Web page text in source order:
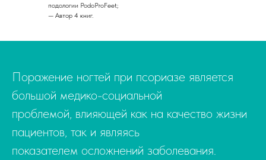
подологии PodoProFeet;
— Автор 4 книг.
Поражение ногтей при псориазе является
большой медико-социальной
проблемой, влияющей как на качество жизни
пациентов, так и являясь
показателем осложнений заболевания.